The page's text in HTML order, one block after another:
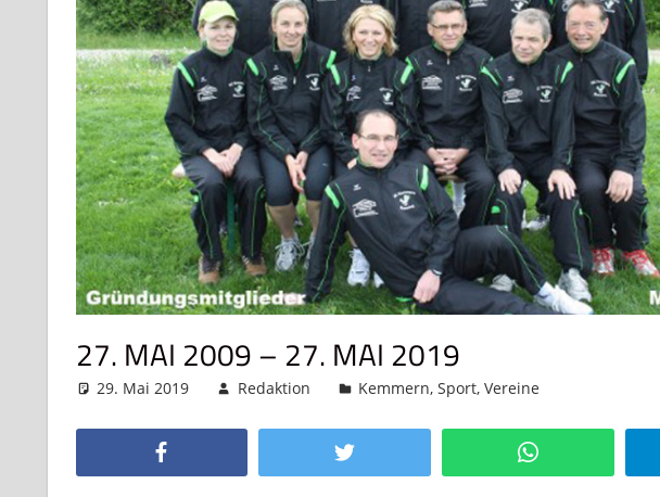
27. MAI 2009 – 27. MAI 2019
29. Mai 2019 Redaktion Kemmern,Sport,Vereine
Twitter WhatsApp